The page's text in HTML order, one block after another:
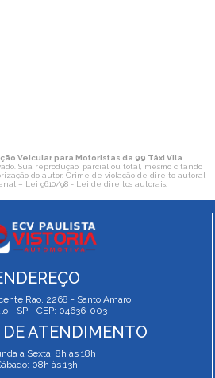
Veicular para Motoristas da 99 Táxi Vila
Sua reprodução, parcial ou total, mesmo citando
do autor. Crime de violação de direito autoral
– Lei 9610/98 - Lei de direitos autorais.
Rao, 2268 - Santo Amaro
- SP - CEP: 04636-003
DE ATENDIMENTO
a Sexta: 8h às 18h
08h às 13h